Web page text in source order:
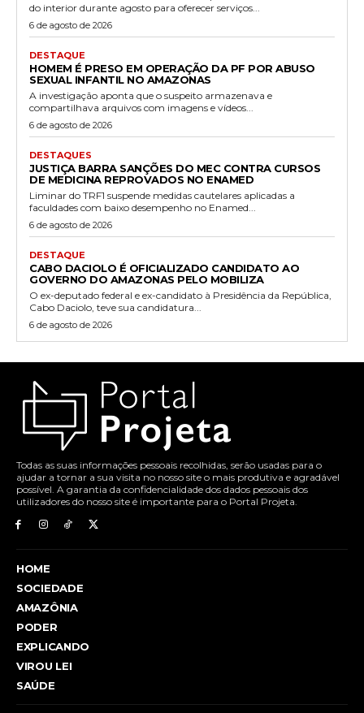
do interior durante agosto para oferecer serviços...
6 de agosto de 2026
DESTAQUE
HOMEM É PRESO EM OPERAÇÃO DA PF POR ABUSO
SEXUAL INFANTIL NO AMAZONAS
A investigação aponta que o suspeito armazenava e
compartilhava arquivos com imagens e vídeos...
6 de agosto de 2026
DESTAQUES
JUSTIÇA BARRA SANÇÕES DO MEC CONTRA CURSOS
DE MEDICINA REPROVADOS NO ENAMED
Liminar do TRF1 suspende medidas cautelares aplicadas a
faculdades com baixo desempenho no Enamed...
6 de agosto de 2026
DESTAQUE
CABO DACIOLO É OFICIALIZADO CANDIDATO AO
GOVERNO DO AMAZONAS PELO MOBILIZA
O ex-deputado federal e ex-candidato à Presidência da República,
Cabo Daciolo, teve sua candidatura...
6 de agosto de 2026
Todas as suas informações pessoais recolhidas, serão usadas para o
ajudar a tornar a sua visita no nosso site o mais produtiva e agradável
possível. A garantia da confidencialidade dos dados pessoais dos
utilizadores do nosso site é importante para o Portal Projeta.
HOME
SOCIEDADE
AMAZÔNIA
PODER
EXPLICANDO
VIROU LEI
SAÚDE